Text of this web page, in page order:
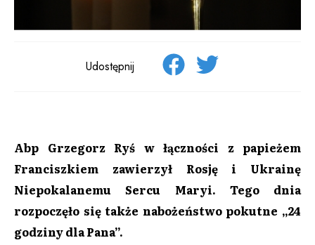
Udostępnij
Abp Grzegorz Ryś w łączności z papieżem
Franciszkiem zawierzył Rosję i Ukrainę
Niepokalanemu Sercu Maryi. Tego dnia
rozpoczęło się także nabożeństwo pokutne „24
godziny dla Pana”.